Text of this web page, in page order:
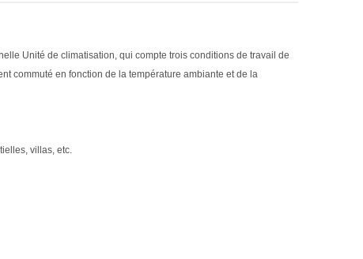
Unité de climatisation, qui compte trois conditions de travail de
commuté en fonction de la température ambiante et de la
villas, etc.